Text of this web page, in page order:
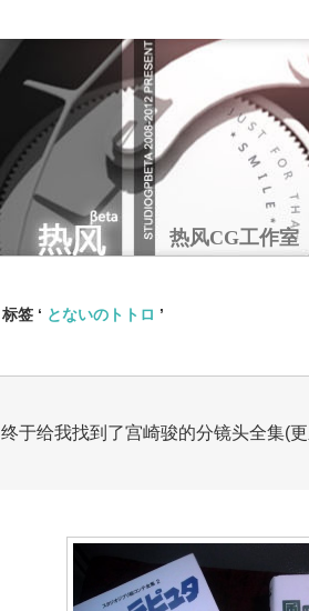
热风CG工作室
标签 ‘ とないのトトロ ’
终于给我找到了宫崎骏的分镜头全集(